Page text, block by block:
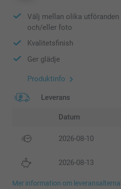
Välj mellan olika
och/eller foto
Kvalitetsfinish
Ger glädje
Produktinfo
Leverans
Datum
2026-08-10
2026-08-13
Mer information om